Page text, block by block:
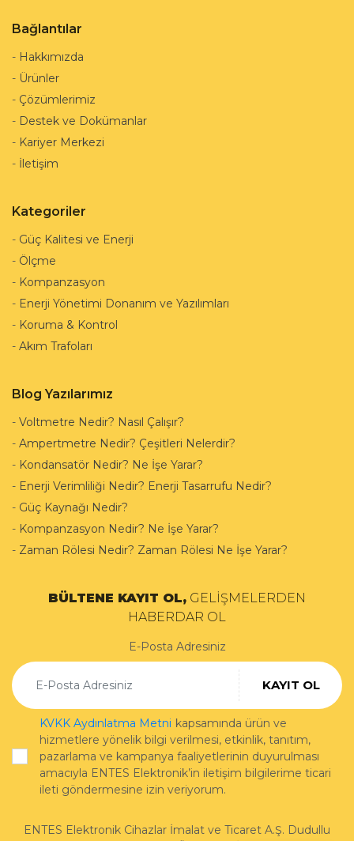
Bağlantılar
- Hakkımızda
- Ürünler
- Çözümlerimiz
- Destek ve Dokümanlar
- Kariyer Merkezi
- İletişim
Kategoriler
- Güç Kalitesi ve Enerji
- Ölçme
- Kompanzasyon
- Enerji Yönetimi Donanım ve Yazılımları
- Koruma & Kontrol
- Akım Trafoları
Blog Yazılarımız
- Voltmetre Nedir? Nasıl Çalışır?
- Ampertmetre Nedir? Çeşitleri Nelerdir?
- Kondansatör Nedir? Ne İşe Yarar?
- Enerji Verimliliği Nedir? Enerji Tasarrufu Nedir?
- Güç Kaynağı Nedir?
- Kompanzasyon Nedir? Ne İşe Yarar?
- Zaman Rölesi Nedir? Zaman Rölesi Ne İşe Yarar?
BÜLTENE KAYIT OL, GELİŞMELERDEN
HABERDAR OL
E-Posta Adresiniz
KAYIT OL
KVKK Aydınlatma Metni kapsamında ürün ve
hizmetlere yönelik bilgi verilmesi, etkinlik, tanıtım,
pazarlama ve kampanya faaliyetlerinin duyurulması
amacıyla ENTES Elektronik’in iletişim bilgilerime ticari
ileti göndermesine izin veriyorum.
ENTES Elektronik Cihazlar İmalat ve Ticaret A.Ş. Dudullu